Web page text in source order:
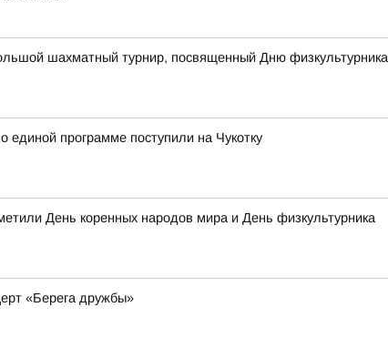
шахматный турнир, посвященный Дню физкультурника
единой программе поступили на Чукотку
День коренных народов мира и День физкультурника
«Берега дружбы»